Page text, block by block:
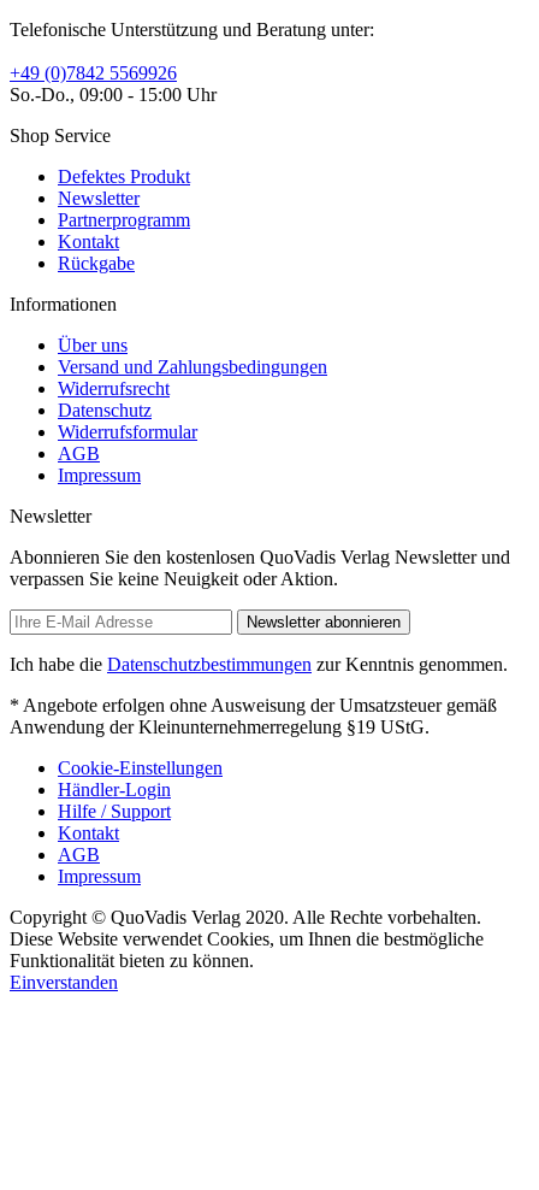
Telefonische Unterstützung und Beratung unter:
+49 (0)7842 5569926
So.-Do., 09:00 - 15:00 Uhr
Shop Service
Defektes Produkt
Newsletter
Partnerprogramm
Kontakt
Rückgabe
Informationen
Über uns
Versand und Zahlungsbedingungen
Widerrufsrecht
Datenschutz
Widerrufsformular
AGB
Impressum
Newsletter
Abonnieren Sie den kostenlosen QuoVadis Verlag Newsletter und
verpassen Sie keine Neuigkeit oder Aktion.
Newsletter abonnieren
Ich habe die Datenschutzbestimmungen zur Kenntnis genommen.
* Angebote erfolgen ohne Ausweisung der Umsatzsteuer gemäß
Anwendung der Kleinunternehmerregelung §19 UStG.
Cookie-Einstellungen
Händler-Login
Hilfe / Support
Kontakt
AGB
Impressum
Copyright © QuoVadis Verlag 2020. Alle Rechte vorbehalten.
Diese Website verwendet Cookies, um Ihnen die bestmögliche
Funktionalität bieten zu können.
Einverstanden